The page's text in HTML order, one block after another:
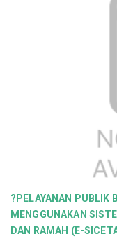
?PELAYANAN PUBLIK
MENGGUNAKAN
DAN RAMAH (E-